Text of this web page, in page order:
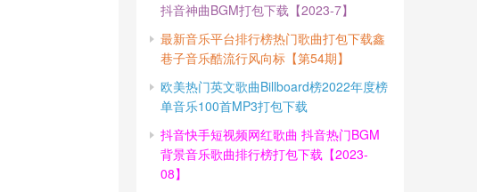
抖音神曲BGM打包下载【2023-7】
最新音乐平台排行榜热门歌曲打包下载鑫
巷子音乐酷流行风向标【第54期】
欧美热门英文歌曲Billboard榜2022年度榜
单音乐100首MP3打包下载
抖音快手短视频网红歌曲 抖音热门BGM
背景音乐歌曲排行榜打包下载【2023-
08】